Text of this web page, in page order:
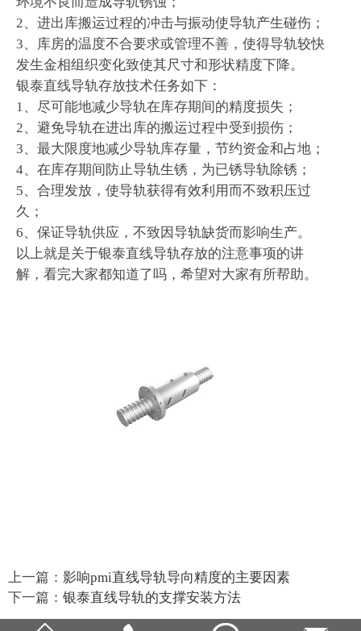
2、进出库搬运过程的冲击与振动使导轨产生碰伤；
3、库房的温度不合要求或管理不善，使得导轨较快
发生金相组织变化致使其尺寸和形状精度下降。
银泰直线导轨存放技术任务如下：
1、尽可能地减少导轨在库存期间的精度损失；
2、避免导轨在进出库的搬运过程中受到损伤；
3、最大限度地减少导轨库存量，节约资金和占地；
4、在库存期间防止导轨生锈，为已锈导轨除锈；
5、合理发放，使导轨获得有效利用而不致积压过
久；
6、保证导轨供应，不致因导轨缺货而影响生产。
以上就是关于银泰直线导轨存放的注意事项的讲
解，看完大家都知道了吗，希望对大家有所帮助。
上一篇： 影响pmi直线导轨导向精度的主要因素
下一篇： 银泰直线导轨的支撑安装方法